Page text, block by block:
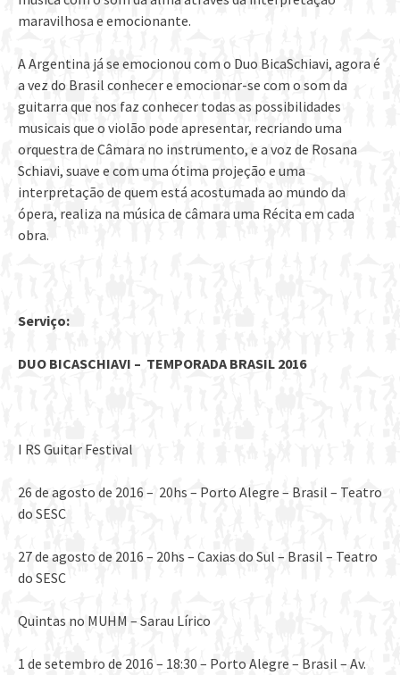
maravilhosa e emocionante.
A Argentina já se emocionou com o Duo BicaSchiavi, agora é
a vez do Brasil conhecer e emocionar-se com o som da
guitarra que nos faz conhecer todas as possibilidades
musicais que o violão pode apresentar, recriando uma
orquestra de Câmara no instrumento, e a voz de Rosana
Schiavi, suave e com uma ótima projeção e uma
interpretação de quem está acostumada ao mundo da
ópera, realiza na música de câmara uma Récita em cada
obra.
Serviço:
DUO BICASCHIAVI – TEMPORADA BRASIL 2016
I RS Guitar Festival
26 de agosto de 2016 – 20hs – Porto Alegre – Brasil – Teatro
do SESC
27 de agosto de 2016 – 20hs – Caxias do Sul – Brasil – Teatro
do SESC
Quintas no MUHM – Sarau Lírico
​1 de setembro de 2016 – 18:30 – Porto Alegre – Brasil – Av.